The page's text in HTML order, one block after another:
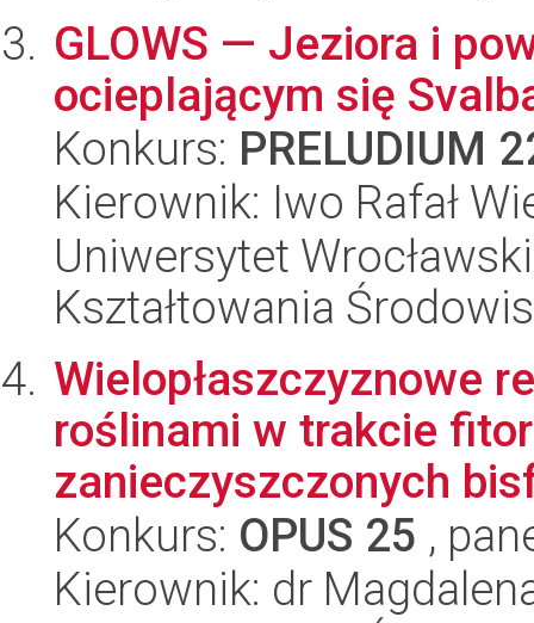
GLOWS — Jeziora i
ocieplającym się
Konkurs: PRELUDIUM
Kierownik: Iwo Rafał
Uniwersytet
Kształtowania
Wielopłaszczyznowe
roślinami w trakcie
zanieczyszczonych
Konkurs: OPUS 25 ,
Kierownik: dr